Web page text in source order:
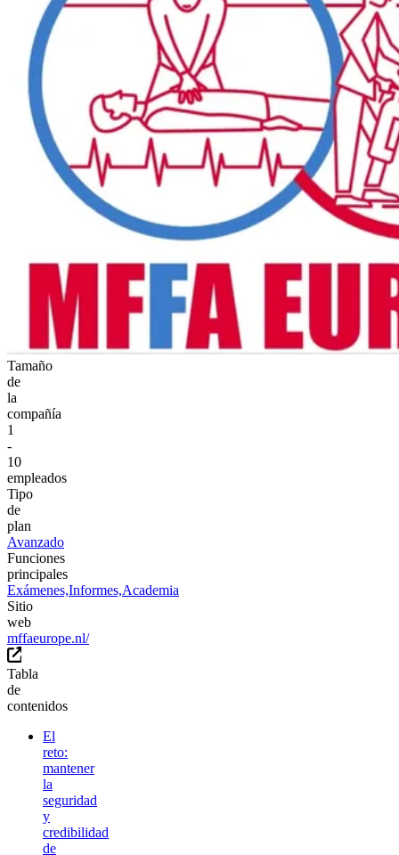
Tamaño
de
la
compañía
1
-
10
empleados
Tipo
de
plan
Avanzado
Funciones
principales
Exámenes,Informes,Academia
Sitio
web
mffaeurope.nl/
Tabla
de
contenidos
El
reto:
mantener
la
seguridad
y
credibilidad
de